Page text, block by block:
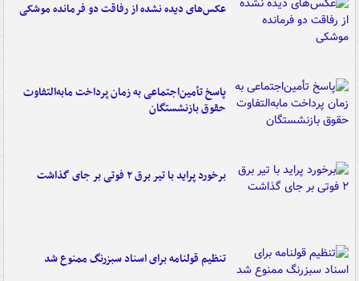
عکس‌های دیده نشده از رفاقت دو فرمانده‌ موشکی
پاسخ تأمین‌اجتماعی به زمان پرداخت مابه‌التفاوت
حقوق بازنشستگان
برخورد پراید با تیر برق ۲ فوتی بر جای گذاشت
تنظیم قولنامه برای اسناد سبزرنگ ممنوع شد